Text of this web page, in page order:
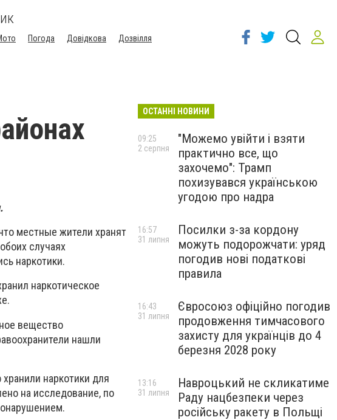
Погода Довідкова
Дозвілля
местные жители хранят
случаях
наркотики.
наркотическое
вещество
нашли
наркотики для
на исследование, по
ОСТАННІ НОВИНИ
"Можемо увійти і взяти
практично все, що
захочемо": Трамп
похизувався українською
угодою про надра
09:25
2 серпня
Посилки з-за кордону
можуть подорожчати: уряд
погодив нові податкові
правила
16:57
31 липня
Євросоюз офіційно погодив
продовження тимчасового
захисту для українців до 4
березня 2028 року
16:43
31 липня
Навроцький не скликатиме
Раду нацбезпеки через
російську ракету в Польщі
13:16
31 липня